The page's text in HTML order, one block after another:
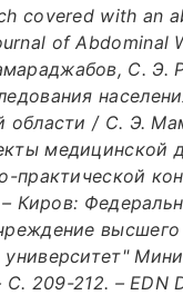
covered with an
of Abdominal
С. Э.
области / С. Э.
медицинской
практической
Киров:
209-212. – EDN